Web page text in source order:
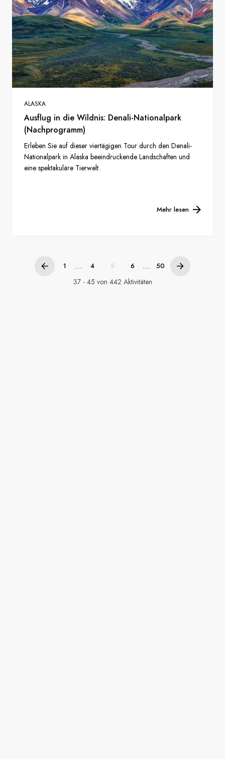
ALASKA
Ausflug in die Wildnis: Denali-Nationalpark
(Nachprogramm)
Erleben Sie auf dieser viertägigen Tour durch den Denali-
Nationalpark in Alaska beeindruckende Landschaften und
eine spektakuläre Tierwelt.
Mehr lesen
1 ... 4 5 6 ... 50
37 - 45 von 442 Aktivitäten